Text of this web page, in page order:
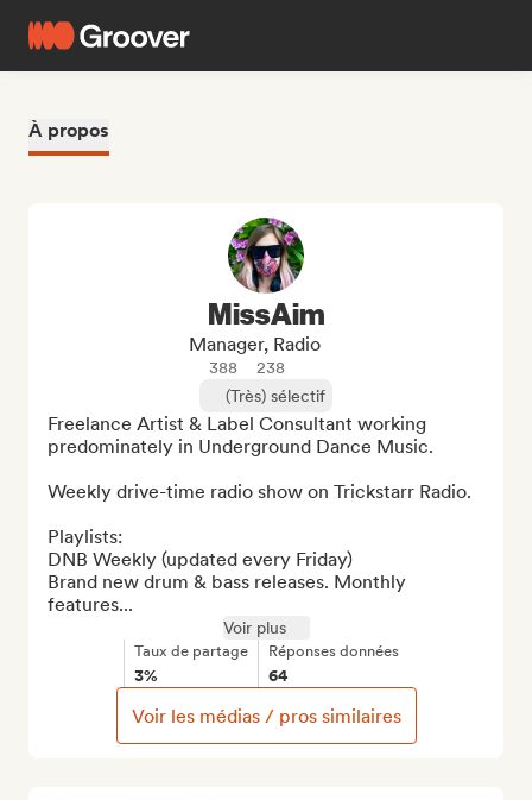
À propos
MissAim
Manager, Radio
388
238
(Très) sélectif
Freelance Artist & Label Consultant working
predominately in Underground Dance Music.
Weekly drive-time radio show on Trickstarr Radio.
Playlists:
DNB Weekly (updated every Friday)
Brand new drum & bass releases. Monthly
features...
Voir plus
Taux de partage
3%
Réponses données
64
Voir les médias / pros similaires